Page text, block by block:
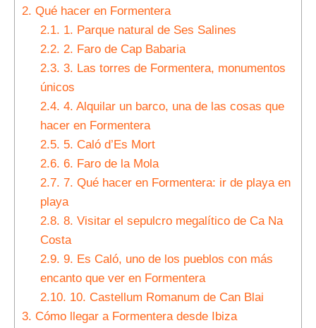
2. Qué hacer en Formentera
2.1. 1. Parque natural de Ses Salines
2.2. 2. Faro de Cap Babaria
2.3. 3. Las torres de Formentera, monumentos
únicos
2.4. 4. Alquilar un barco, una de las cosas que
hacer en Formentera
2.5. 5. Caló d’Es Mort
2.6. 6. Faro de la Mola
2.7. 7. Qué hacer en Formentera: ir de playa en
playa
2.8. 8. Visitar el sepulcro megalítico de Ca Na
Costa
2.9. 9. Es Caló, uno de los pueblos con más
encanto que ver en Formentera
2.10. 10. Castellum Romanum de Can Blai
3. Cómo llegar a Formentera desde Ibiza